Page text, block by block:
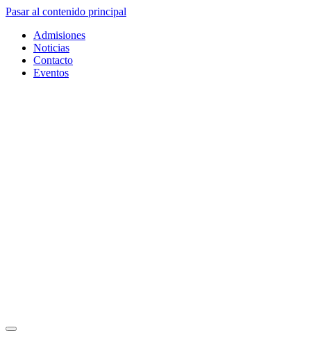
Pasar al contenido principal
Admisiones
Noticias
Contacto
Eventos